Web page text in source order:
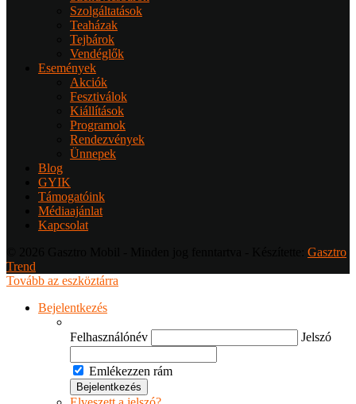
Szolgáltatások
Teaházak
Tejbárok
Vendéglők
Események
Akciók
Fesztiválok
Kiállítások
Programok
Rendezvények
Ünnepek
Blog
GYIK
Támogatóink
Médiaajánlat
Kapcsolat
Gasztro
Trend
Tovább az eszköztárra
Bejelentkezés
Felhasználónév Jelszó
Emlékezzen rám